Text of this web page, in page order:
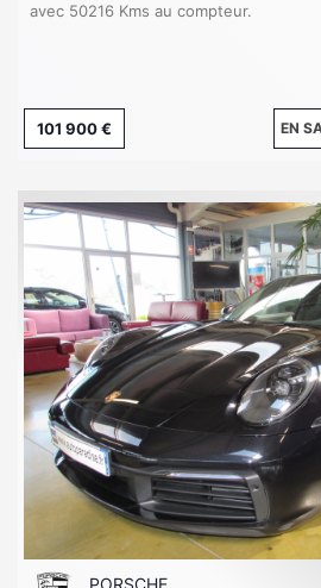
avec 50216 Kms au compteur.
101 900 € EN
PORSCHE